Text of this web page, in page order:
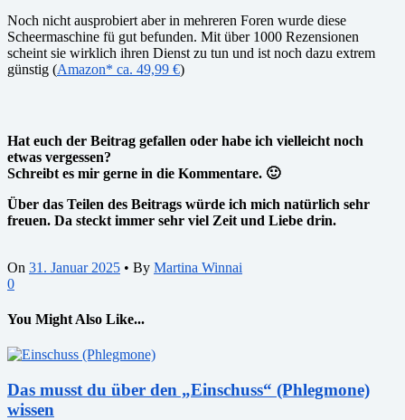
Noch nicht ausprobiert aber in mehreren Foren wurde diese
Scheermaschine fü gut befunden. Mit über 1000 Rezensionen
scheint sie wirklich ihren Dienst zu tun und ist noch dazu extrem
günstig (Amazon* ca. 49,99 €)
Hat euch der Beitrag gefallen oder habe ich vielleicht noch
etwas vergessen?
Schreibt es mir gerne in die Kommentare. 🙂
Über das Teilen des Beitrags würde ich mich natürlich sehr
freuen. Da steckt immer sehr viel Zeit und Liebe drin.
On 31. Januar 2025 • By Martina Winnai
0
You Might Also Like...
Das musst du über den „Einschuss“ (Phlegmone)
wissen